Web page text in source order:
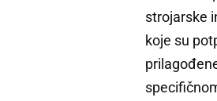
strojarske
koje su